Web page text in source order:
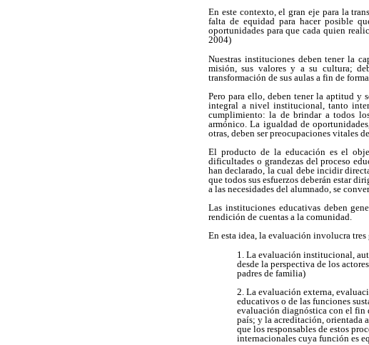
En este contexto, el gran eje para la
falta de equidad para hacer posible
oportunidades para que cada quien
2004)
Nuestras instituciones deben tener la
misión, sus valores y a su cultura;
transformación de sus aulas a fin de
Pero para ello, deben tener la aptitud y
integral a nivel institucional, tanto
cumplimiento: la de brindar a todos
armónico. La igualdad de
otras, deben ser preocupaciones vitales
El producto de la educación es el
dificultades o grandezas del proceso
han declarado, la cual debe incidir
que todos sus esfuerzos deberán estar
a las necesidades del alumnado, se
Las instituciones educativas deben
rendición de cuentas a la comunidad.
En esta idea, la evaluación involucra tres
1. La evaluación institucional,
desde la perspectiva de los
padres de familia)
2. La evaluación externa,
educativos o de las funciones
evaluación diagnóstica con el fin
país; y la acreditación, orientada
que los responsables de estos
internacionales cuya función es